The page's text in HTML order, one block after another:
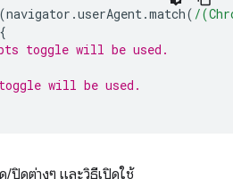
(navigator .userAgent.match( /
{
toggle will be used.
will be used.
ปิดต่างๆ และวิธีเปิดใช้